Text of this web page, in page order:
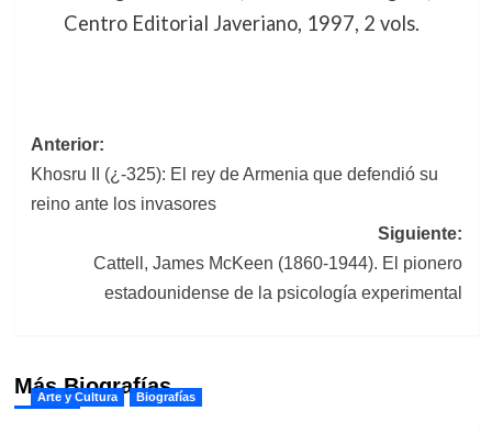
Centro Editorial Javeriano, 1997, 2 vols.
Navegación
de
Anterior:
Khosru II (¿-325): El rey de Armenia que defendió su
reino ante los invasores
Siguiente:
Cattell, James McKeen (1860-1944). El pionero
estadounidense de la psicología experimental
Más Biografías
Arte y Cultura Biografías